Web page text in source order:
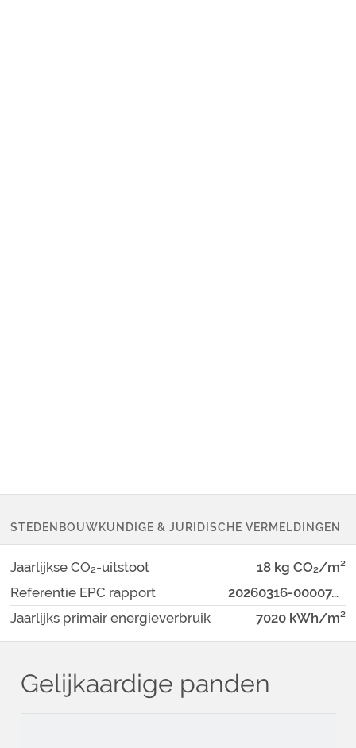
STEDENBOUWKUNDIGE & JURIDISCHE VERMELDINGEN
Jaarlijkse CO₂-uitstoot
18 kg CO₂/m²
Referentie EPC rapport
20260316-0000746886-01-2
Jaarlijks primair energieverbruik
7020 kWh/m²
Gelijkaardige panden